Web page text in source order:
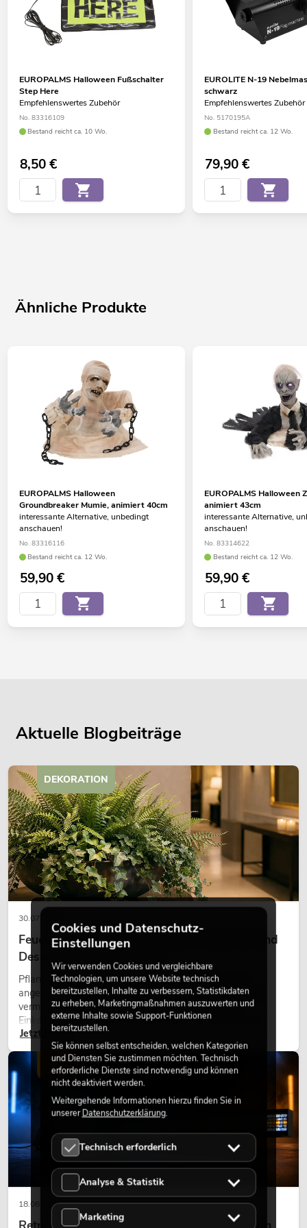
EUROPALMS Halloween Fußschalter
Step Here
Empfehlenswertes Zubehör
No. 83316109
Bestand reicht ca. 10 Wo.
8,50€
EUROLITE N-19
schwarz
Empfehlenswertes Zubehör
No. 5170195A
Bestand reicht ca. 12 Wo.
79,90€
Ähnliche Produkte
EUROPALMS Halloween
Groundbreaker Mumie, animiert 40cm
interessante Alternative, unbedingt
anschauen!
No. 83316116
Bestand reicht ca. 12 Wo.
59,90€
EUROPALMS Halloween
animiert 43cm
interessante Alternative,
anschauen!
No. 83314622
Bestand reicht ca. 12 Wo.
59,90€
Aktuelle Blogbeiträge
30.07.2026
Feuerhemmende Kunstpflanzen: Sicherheit und
Design perfekt kombiniert
Pflanzen machen Räume lebendig. Sie schaffen eine
angenehme Atmosphäre, verbessern das Ambiente und
vermitteln Natürlichkeit. Ob in Hotels, Restaurants,
Einkaufszentren, Bürogebäuden oder auf Messeständen:
eine hochwertige Begrünung gehört heute längst zum
modernen Raumkonzept.
Jetzt lesen
DEKORATION
18.06.2026
LICHT
Cookies und Datenschutz-
Einstellungen
Wir verwenden Cookies und vergleichbare
Technologien, um unsere Website technisch
bereitzustellen, Inhalte zu verbessern, Statistikdaten
zu erheben, Marketingmaßnahmen auszuwerten und
externe Inhalte sowie Support-Funktionen
bereitzustellen.
Sie können selbst entscheiden, welchen Kategorien
und Diensten Sie zustimmen möchten. Technisch
erforderliche Dienste sind notwendig und können
nicht deaktiviert werden.
Weitergehende Informationen hierzu finden Sie in
unsererDatenschutzerklärung.
Technisch erforderlich
Analyse & Statistik
Marketing